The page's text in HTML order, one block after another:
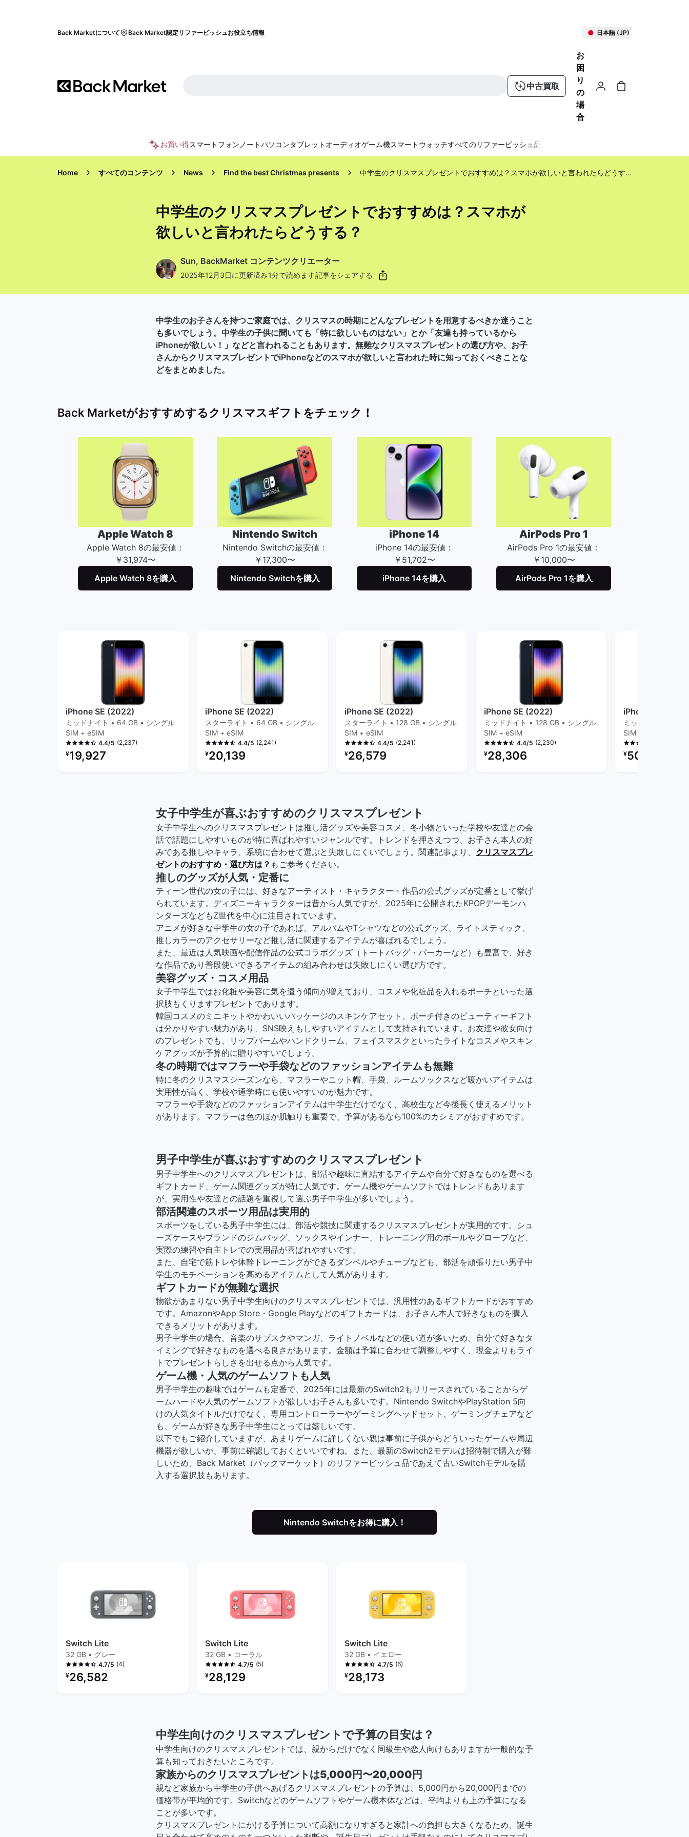
Back Marketについて Back Market認定リファービッシュお役立ち情報 日本語 (JP)
中古買取
お
困
り
の
場
合
お買い得スマートフォン ノートパソコンタブレット オーディオゲーム機スマートウォッチすべてのリファービッシュ品
Home すべてのコンテンツ News Find the best Christmas presents 中学生のクリスマスプレゼントでおすすめは？スマホが欲しいと言われたらどうする？
中学生のクリスマスプレゼントでおすすめは？スマホが
欲しいと言われたらどうする？
Sun, BackMarket コンテンツクリエーター
2025年12月3日に更新済み1分で読めます記事をシェアする
中学生のお子さんを持つご家庭では、クリスマスの時期にどんなプレゼントを用意するべきか迷うこと
も多いでしょう。中学生の子供に聞いても「特に欲しいものはない」とか「友達も持っているから
iPhoneが欲しい！」などと言われることもあります。無難なクリスマスプレゼントの選び方や、お子
さんからクリスマスプレゼントでiPhoneなどのスマホが欲しいと言われた時に知っておくべきことな
どをまとめました。
Back Marketがおすすめするクリスマスギフトをチェック！
Apple Watch 8
Apple Watch 8の最安値：
￥31,974〜
Apple Watch 8を購入
Nintendo Switch
Nintendo Switchの最安値：
￥17,300〜
Nintendo Switchを購入
iPhone 14
iPhone 14の最安値：
￥51,702〜
iPhone 14を購入
AirPods Pro 1
AirPods Pro 1の最安値：
￥10,000〜
AirPods Pro 1を購入
iPhone SE (2022)
ミッドナイト • 64 GB • シングル
SIM + eSIM
4.4/5 (2,237)
リファービッシュ品の価格：
¥19,927
iPhone SE (2022)
スターライト • 64 GB • シングル
SIM + eSIM
4.4/5 (2,241)
リファービッシュ品の価格：
¥20,139
iPhone SE (2022)
スターライト • 128 GB • シングル
SIM + eSIM
4.4/5 (2,241)
リファービッシュ品の価格：
¥26,579
iPhone SE (2022)
ミッドナイト • 128 GB • シングル
SIM + eSIM
4.4/5 (2,230)
リファービッシュ品の価格：
¥28,306
iPhone 14
ミッドナイト •
SIM + eSIM
リファービッシュ
¥50,177
女子中学生が喜ぶおすすめのクリスマスプレゼント
女子中学生へのクリスマスプレゼントは推し活グッズや美容コスメ、冬小物といった学校や友達との会
話で話題にしやすいものが特に喜ばれやすいジャンルです。トレンドを押さえつつ、お子さん本人の好
みである推しやキャラ、系統に合わせて選ぶと失敗しにくいでしょう。関連記事より、 クリスマスプレ
ゼントのおすすめ・選び方は？ もご参考ください。
推しのグッズが人気・定番に
ティーン世代の女の子には、好きなアーティスト・キャラクター・作品の公式グッズが定番として挙げ
られています。ディズニーキャラクターは昔から人気ですが、2025年に公開されたKPOPデーモンハ
ンターズなどもZ世代を中心に注目されています。
アニメが好きな中学生の女の子であれば、アルバムやTシャツなどの公式グッズ、ライトスティック、
推しカラーのアクセサリーなど推し活に関連するアイテムが喜ばれるでしょう。
また、最近は人気映画や配信作品の公式コラボグッズ（トートバッグ・パーカーなど）も豊富で、好き
な作品であり普段使いできるアイテムの組み合わせは失敗しにくい選び方です。
美容グッズ・コスメ用品
女子中学生ではお化粧や美容に気を遣う傾向が増えており、コスメや化粧品を入れるポーチといった選
択肢もくりますプレゼントであります。
韓国コスメのミニキットやかわいいパッケージのスキンケアセット、ポーチ付きのビューティーギフト
は分かりやすい魅力があり、SNS映えもしやすいアイテムとして支持されています。お友達や彼女向け
のプレゼントでも、リップバームやハンドクリーム、フェイスマスクといったライトなコスメやスキン
ケアグッズが予算的に贈りやすいでしょう。
冬の時期ではマフラーや手袋などのファッションアイテムも無難
特に冬のクリスマスシーズンなら、マフラーやニット帽、手袋、ルームソックスなど暖かいアイテムは
実用性が高く、学校や通学時にも使いやすいのが魅力です。
マフラーや手袋などのファッションアイテムは中学生だけでなく、高校生など今後長く使えるメリット
があります。マフラーは色のほか肌触りも重要で、予算があるなら100%のカシミアがおすすめです。
男子中学生が喜ぶおすすめのクリスマスプレゼント
男子中学生へのクリスマスプレゼントは、部活や趣味に直結するアイテムや自分で好きなものを選べる
ギフトカード、ゲーム関連グッズが特に人気です。ゲーム機やゲームソフトではトレンドもあります
が、実用性や友達との話題を重視して選ぶ男子中学生が多いでしょう。
部活関連のスポーツ用品は実用的
スポーツをしている男子中学生には、部活や競技に関連するクリスマスプレゼントが実用的です。シュ
ーズケースやブランドのジムバッグ、ソックスやインナー、トレーニング用のボールやグローブなど、
実際の練習や自主トレでの実用品が喜ばれやすいです。​
また、自宅で筋トレや体幹トレーニングができるダンベルやチューブなども、部活を頑張りたい男子中
学生のモチベーションを高めるアイテムとして人気があります。
ギフトカードが無難な選択
物欲があまりない男子中学生向けのクリスマスプレゼントでは、汎用性のあるギフトカードがおすすめ
です。AmazonやApp Store・Google Playなどのギフトカードは、お子さん本人で好きなものを購入
できるメリットがあります。
男子中学生の場合、音楽のサブスクやマンガ、ライトノベルなどの使い道が多いため、自分で好きなタ
イミングで好きなものを選べる良さがあります。金額は予算に合わせて調整しやすく、現金よりもライ
トでプレゼントらしさを出せる点から人気です。
ゲーム機・人気のゲームソフトも人気
男子中学生の趣味ではゲームも定番で、2025年には最新のSwitch2もリリースされていることからゲ
ームハードや人気のゲームソフトが欲しいお子さんも多いです。Nintendo SwitchやPlayStation 5向
けの人気タイトルだけでなく、専用コントローラーやゲーミングヘッドセット、ゲーミングチェアなど
も、ゲームが好きな男子中学生にとっては嬉しいです。
以下でもご紹介していますが、あまりゲームに詳しくない親は事前に子供からどういったゲームや周辺
機器が欲しいか、事前に確認しておくといいですね。また、最新のSwitch2モデルは招待制で購入が難
しいため、Back Market（バックマーケット）のリファービッシュ品であえて古いSwitchモデルを購
入する選択肢もあります。
Nintendo Switchをお得に購入！
Switch Lite
32 GB • グレー
4.7/5 (4)
リファービッシュ品の価格：
¥26,582
Switch Lite
32 GB • コーラル
4.7/5 (5)
リファービッシュ品の価格：
¥28,129
Switch Lite
32 GB • イエロー
4.7/5 (6)
リファービッシュ品の価格：
¥28,173
中学生向けのクリスマスプレゼントで予算の目安は？
中学生向けのクリスマスプレゼントでは、親からだけでなく同級生や恋人向けもありますが一般的な予
算も知っておきたいところです。
家族からのクリスマスプレゼントは5,000円〜20,000円
親など家族から中学生の子供へあげるクリスマスプレゼントの予算は、5,000円から20,000円までの
価格帯が平均的です。Switchなどのゲームソフトやゲーム機本体などは、平均よりも上の予算になる
ことが多いです。
クリスマスプレゼントにかける予算について高額になりすぎると家計への負担も大きくなるため、誕生